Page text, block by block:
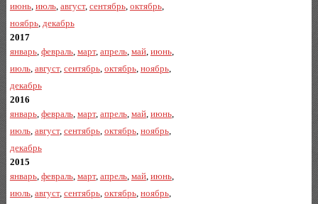
июнь, июль, август, сентябрь, октябрь,
ноябрь, декабрь
2017
январь, февраль, март, апрель, май, июнь,
июль, август, сентябрь, октябрь, ноябрь,
декабрь
2016
январь, февраль, март, апрель, май, июнь,
июль, август, сентябрь, октябрь, ноябрь,
декабрь
2015
январь, февраль, март, апрель, май, июнь,
июль, август, сентябрь, октябрь, ноябрь,